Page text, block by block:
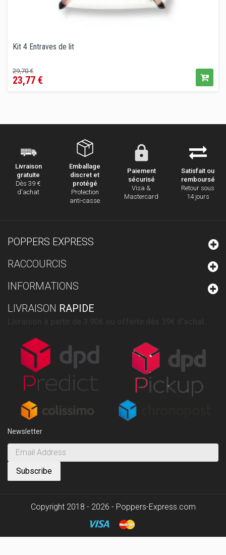
Kit 4 Entraves de lit
Prix
de
29,70 €Prix
23,77 €
Livraison
gratuite
Dès 39 €
d'achat
Emballage
discret et
protégé
Protection
anti-casse
Paiement
sécurisé
Visa &
Mastercard
Satisfait ou
remboursé
Retour sous
14 jours
POPPERS EXPRESS
RACCOURCIS
INFORMATIONS
LIVRAISON RAPIDE
Newsletter
Copyright 2018 - 2026 - Poppers-Express.com